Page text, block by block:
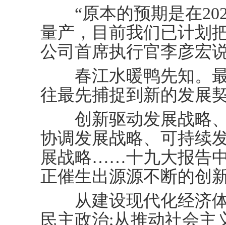
“原本的预期是在
量产，目前我们已计划
公司首席执行官李彦宏
春江水暖鸭先知。最
往最先捕捉到新的发展
创新驱动发展战略、
协调发展战略、可持续
展战略……十九大报告
正催生出源源不断的创
从建设现代化经济体
民主政治;从推动社会主